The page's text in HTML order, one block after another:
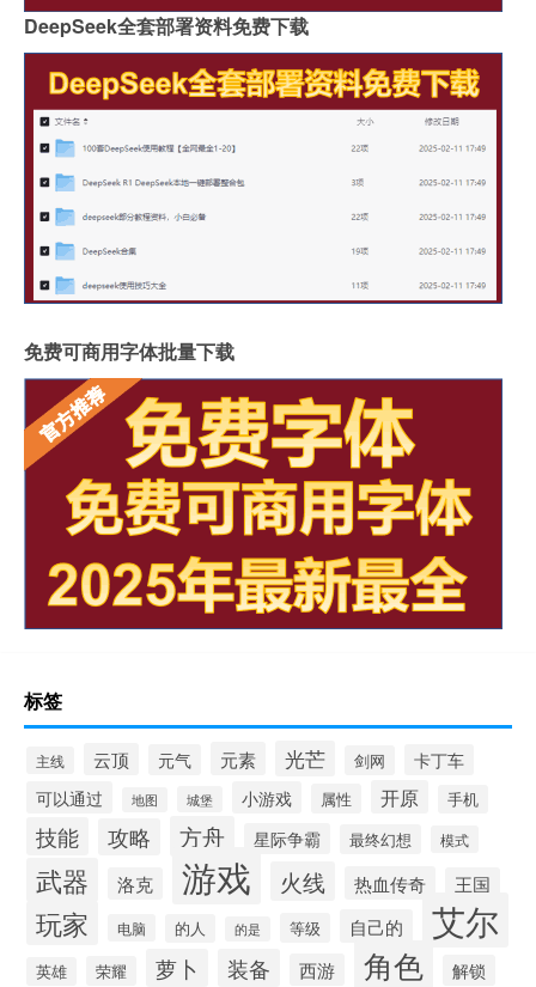
DeepSeek全套部署资料免费下载
免费可商用字体批量下载
标签
主线 云顶 元气 元素 光芒 剑网 卡丁车
可以通过 地图 城堡 小游戏 属性 开原 手机
技能 攻略 方舟 星际争霸 最终幻想 模式
武器 洛克 游戏 火线 热血传奇 王国
玩家 电脑 的人 的是 等级 自己的 艾尔
英雄 荣耀 萝卜 装备 西游 角色 解锁